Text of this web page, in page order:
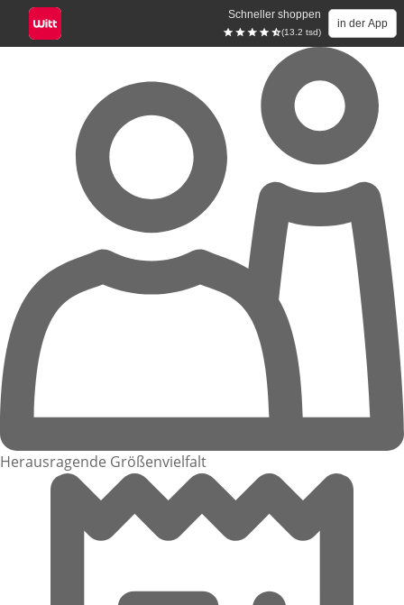
Schneller shoppen
(13.2 tsd)
in der App
Herausragende Größenvielfalt